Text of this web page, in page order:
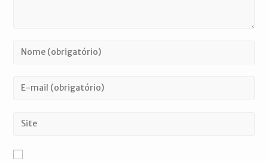
Digite
ou
de
para
Digite
de
mail
Digite
URL